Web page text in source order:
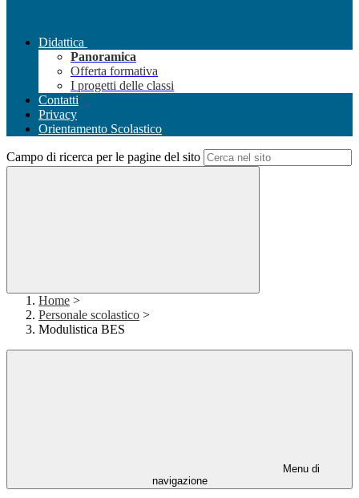
Didattica
Panoramica
Offerta formativa
I progetti delle classi
Contatti
Privacy
Orientamento Scolastico
Campo di ricerca per le pagine del sito
Home >
Personale scolastico >
Modulistica BES
Menu di
navigazione